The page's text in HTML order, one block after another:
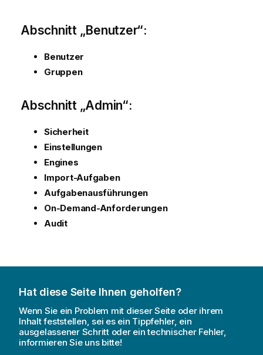
Abschnitt „Benutzer“:
Benutzer
Gruppen
Abschnitt „Admin“:
Sicherheit
Einstellungen
Engines
Import-Aufgaben
Aufgabenausführungen
On-Demand-Anforderungen
Audit
Hat diese Seite Ihnen geholfen?
Wenn Sie ein Problem mit dieser Seite oder ihrem
Inhalt feststellen, sei es ein Tippfehler, ein
ausgelassener Schritt oder ein technischer Fehler,
informieren Sie uns bitte!